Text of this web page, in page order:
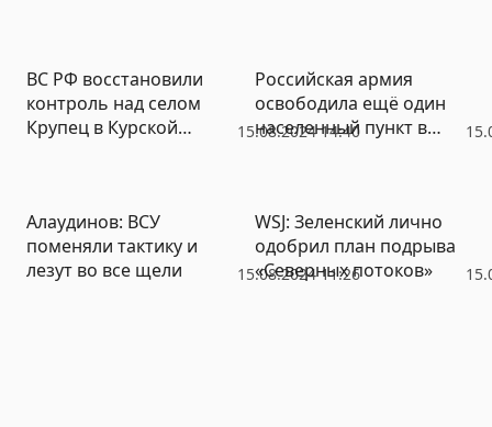
15.08.2024 14:40
ВС РФ восстановили
контроль над селом
Крупец в Курской
Российская армия
освободила ещё один
населенный пункт в
15.08.2024 11:26
Алаудинов: ВСУ
поменяли тактику и
лезут во все щели
WSJ: Зеленский лично
одобрил план подрыва
«Северных потоков»